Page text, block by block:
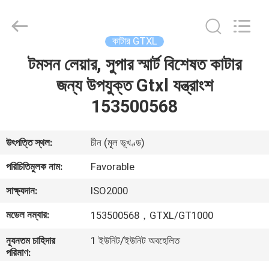
আমাদের
সম্পর্কে
কারখানা
ভ্রমণ
EQUIPMENT
CO.,LTD.
কাটার GTXL
টমসন লেয়ার, সুপার স্মার্ট বিশেষত কাটার
জন্য উপযুক্ত Gtxl যন্ত্রাংশ
153500568
উৎপত্তি স্থল:
চীন (মূল ভূখণ্ড)
পরিচিতিমুলক নাম:
Favorable
সাক্ষ্যদান:
ISO2000
মডেল নম্বার:
153500568，GTXL/GT1000
ন্যূনতম চাহিদার
পরিমাণ:
1 ইউনিট/ইউনিট অবহেলিত